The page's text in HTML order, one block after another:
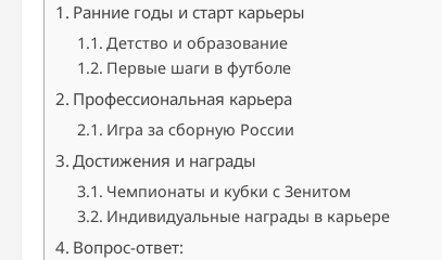
Ранние годы и старт карьеры
Детство и образование
Первые шаги в футболе
Профессиональная карьера
Игра за сборную России
Достижения и награды
Чемпионаты и кубки с Зенитом
Индивидуальные награды в карьере
Вопрос-ответ: